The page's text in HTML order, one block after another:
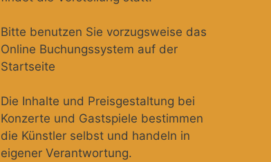
Bitte benutzen Sie vorzugsweise das
Online Buchungssystem auf der
Startseite
Die Inhalte und Preisgestaltung bei
Konzerte und Gastspiele bestimmen
die Künstler selbst und handeln in
eigener Verantwortung.